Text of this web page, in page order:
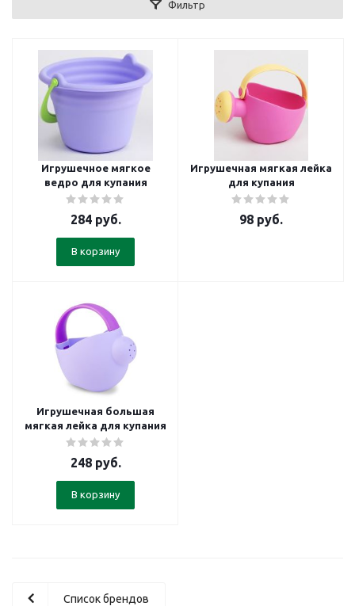
Фильтр
Игрушечное мягкое
ведро для купания
284руб.
В корзину
Игрушечная мягкая лейка
для купания
98 руб.
Игрушечная большая
мягкая лейка для купания
248руб.
В корзину
Список брендов